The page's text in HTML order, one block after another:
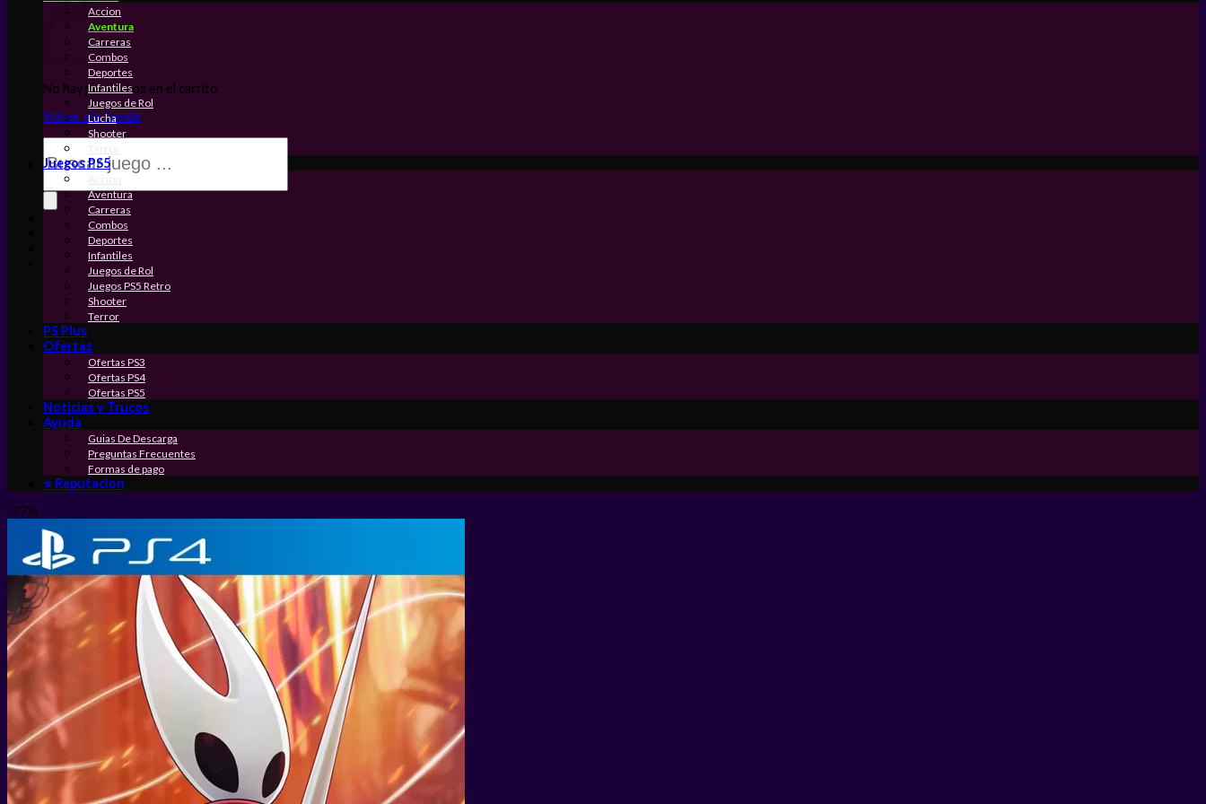
No hay productos en el carrito.
Volver a la tienda
Búsqueda
de
productos
Accion
Aventura
Carreras
Combos
Deportes
Infantiles
Juegos de Rol
Lucha
Shooter
Terror
Juegos PS5
Accion
Aventura
Carreras
Combos
Deportes
Infantiles
Juegos de Rol
Juegos PS5 Retro
Shooter
Terror
PS Plus
Ofertas
Ofertas PS3
Ofertas PS4
Ofertas PS5
Noticias y Trucos
Ayuda
Guias De Descarga
Preguntas Frecuentes
Formas de pago
⭐ Reputacion
-27%